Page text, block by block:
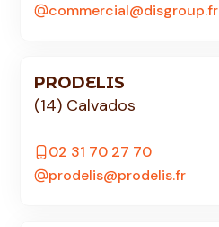
commercial@disgroup.fr
PRODELIS
(14) Calvados
02 31 70 27 70
prodelis@prodelis.fr